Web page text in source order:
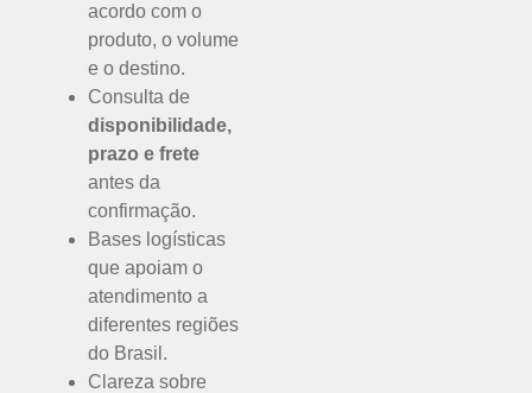
acordo com o
produto, o volume
e o destino.
Consulta de
disponibilidade,
prazo e frete
antes da
confirmação.
Bases logísticas
que apoiam o
atendimento a
diferentes regiões
do Brasil.
Clareza sobre